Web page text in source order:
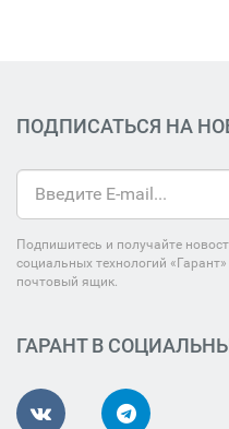
ПОДПИСАТЬСЯ НА
Подпишитесь и получайте
социальных технологий
почтовый ящик.
ГАРАНТ В